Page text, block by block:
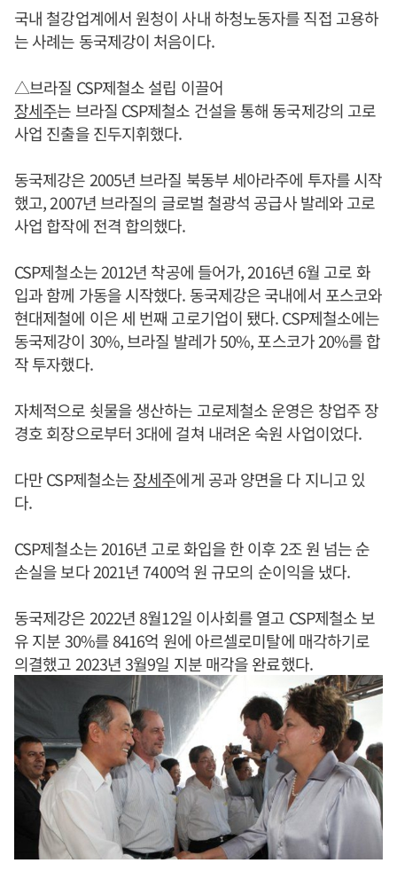
국내 철강업계에서 원청이 사내 하청노동자를 직접 고용하
는 사례는 동국제강이 처음이다.
△브라질 CSP제철소 설립 이끌어
장세주는 브라질 CSP제철소 건설을 통해 동국제강의 고로
사업 진출을 진두지휘했다.
동국제강은 2005년 브라질 북동부 세아라주에 투자를 시작
했고, 2007년 브라질의 글로벌 철광석 공급사 발레와 고로
사업 합작에 전격 합의했다.
CSP제철소는 2012년 착공에 들어가, 2016년 6월 고로 화
입과 함께 가동을 시작했다. 동국제강은 국내에서 포스코와
현대제철에 이은 세 번째 고로기업이 됐다. CSP제철소에는
동국제강이 30%, 브라질 발레가 50%, 포스코가 20%를 합
작 투자했다.
자체적으로 쇳물을 생산하는 고로제철소 운영은 창업주 장
경호 회장으로부터 3대에 걸쳐 내려온 숙원 사업이었다.
다만 CSP제철소는장세주에게 공과 양면을 다 지니고 있
다.
CSP제철소는 2016년 고로 화입을 한 이후 2조 원 넘는 순
손실을 보다 2021년 7400억 원 규모의 순이익을 냈다.
동국제강은 2022년 8월12일 이사회를 열고 CSP제철소 보
유 지분 30%를 8416억 원에 아르셀로미탈에 매각하기로
의결했고 2023년 3월9일 지분 매각을 완료했다.